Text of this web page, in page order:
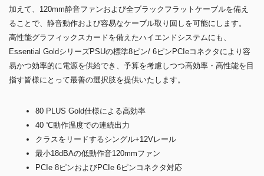
加えて、120mm静音ファンおよび全ブラックフラットケーブルを備え
ることで、静音動作および容易なケーブル取り回しを可能にします。
高性能グラフィックスカードを備えたハイエンドシステムにも、
Essential GoldシリーズPSUの標準8ピン/ 6ピンPCIeコネクタにより容
易かつ効率的に電源を供給でき、予算を考慮しつつ高効率・高性能を目
指す皆様にとって最善の選択肢を提供いたします。
80 PLUS Gold仕様による高効率
40 ℃動作温度での連続出力
クラスをリードするシングル+12Vレール
最小18dBAの低動作音120mmファン
PCIe 8ピンおよびPCIe 6ピンコネクタ対応